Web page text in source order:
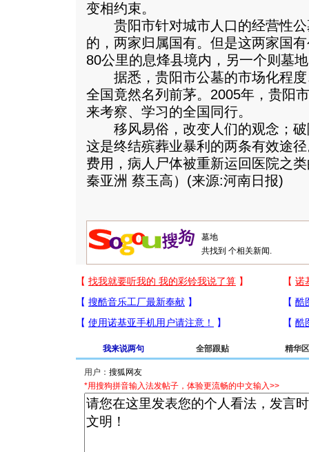
变相约束。
贵阳市针对城市人口的经营性公
的，两家归属国有。但是这两家国
80公里的息烽县境内，另一个则墓
据悉，贵阳市公墓的市场化程度
全国竟然名列前茅。2005年，贵阳
来考察、学习的全国同行。
移风易俗，改变人们的观念；破
这是终结殡葬业暴利的两条有效途
费用，病人尸体被重新运回医院之
秦亚洲 蔡玉高）(来源:河南日报)
共找到 个相关新闻.
我来说两句 全部跟贴 精华区
用户：
*用搜狗拼音输入法发帖子，体验更流畅的中文输入>>